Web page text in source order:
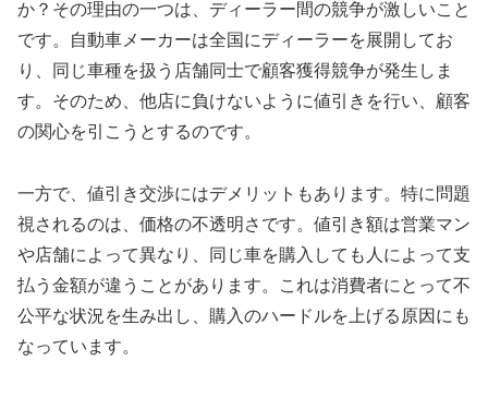
か？その理由の一つは、ディーラー間の競争が激しいこと
です。自動車メーカーは全国にディーラーを展開してお
り、同じ車種を扱う店舗同士で顧客獲得競争が発生しま
す。そのため、他店に負けないように値引きを行い、顧客
の関心を引こうとするのです。
一方で、値引き交渉にはデメリットもあります。特に問題
視されるのは、価格の不透明さです。値引き額は営業マン
や店舗によって異なり、同じ車を購入しても人によって支
払う金額が違うことがあります。これは消費者にとって不
公平な状況を生み出し、購入のハードルを上げる原因にも
なっています。